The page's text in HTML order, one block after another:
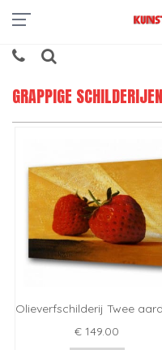
GRAPPIGE SCHILDERIJEN
Olieverfschilderij Twee
€ 149.00